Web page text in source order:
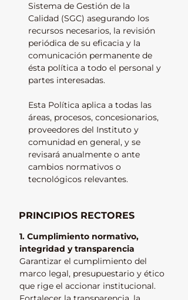
Sistema de Gestión de la
Calidad (SGC) asegurando los
recursos necesarios, la revisión
periódica de su eficacia y la
comunicación permanente de
ésta política a todo el personal y
partes interesadas.
Esta Política aplica a todas las
áreas, procesos, concesionarios,
proveedores del Instituto y
comunidad en general, y se
revisará anualmente o ante
cambios normativos o
tecnológicos relevantes.
PRINCIPIOS RECTORES
1. Cumplimiento normativo,
integridad y transparencia
Garantizar el cumplimiento del
marco legal, presupuestario y ético
que rige el accionar institucional.